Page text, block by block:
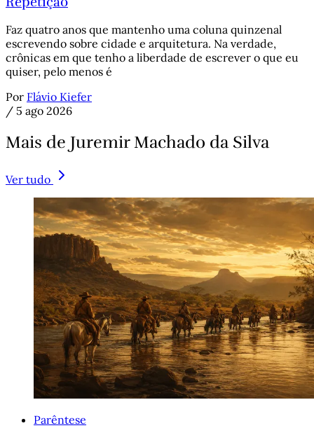
Faz quatro anos que mantenho uma coluna quinzenal
escrevendo sobre cidade e arquitetura. Na verdade,
crônicas em que tenho a liberdade de escrever o que eu
quiser, pelo menos é
Por Flávio Kiefer
/ 5 ago 2026
Mais de Juremir Machado da Silva
Ver tudo
Parêntese